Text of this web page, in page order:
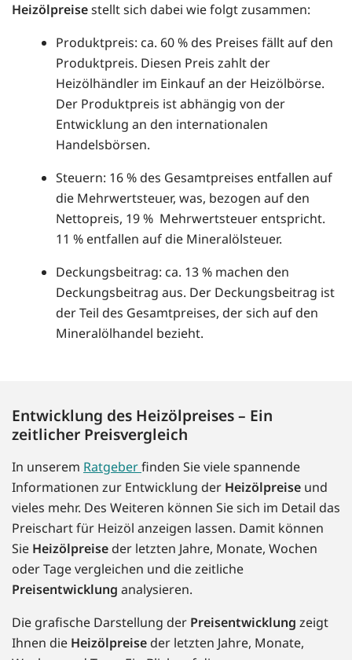
Heizölpreisestellt sich dabei wie folgt zusammen:
Produktpreis: ca. 60 % des Preises fällt auf den
Produktpreis. Diesen Preis zahlt der
Heizölhändler im Einkauf an der Heizölbörse.
Der Produktpreis ist abhängig von der
Entwicklung an den internationalen
Handelsbörsen.
Steuern: 16 % des Gesamtpreises entfallen auf
die Mehrwertsteuer, was, bezogen auf den
Nettopreis, 19 % Mehrwertsteuer entspricht.
11 % entfallen auf die Mineralölsteuer.
Deckungsbeitrag: ca. 13 % machen den
Deckungsbeitrag aus. Der Deckungsbeitrag ist
der Teil des Gesamtpreises, der sich auf den
Mineralölhandel bezieht.
Entwicklung des Heizölpreises – Ein
zeitlicher Preisvergleich
In unserem Ratgeberfinden Sie viele spannende
Informationen zur Entwicklung der Heizölpreise und
vieles mehr. Des Weiteren können Sie sich im Detail das
Preischart für Heizöl anzeigen lassen. Damit können
Sie Heizölpreise der letzten Jahre, Monate, Wochen
oder Tage vergleichen und die zeitliche
Preisentwicklung analysieren.
Die grafische Darstellung der Preisentwicklung zeigt
Ihnen die Heizölpreise der letzten Jahre, Monate,